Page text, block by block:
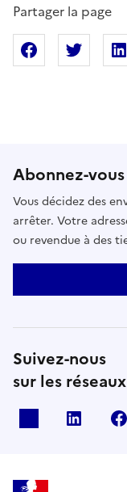
Partager la page
Partager sur
Abonnez-
Vous décidez des
arrêter. Votre
ou revendue à des
Suivez-nous
sur les